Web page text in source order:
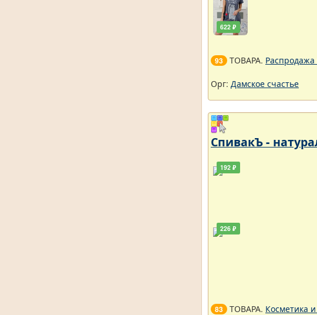
622 ₽
93 ТОВАРА. Распродажа
Орг: Дамское счастье
СпивакЪ -
192 ₽
226 ₽
83 ТОВАРА. Косметика